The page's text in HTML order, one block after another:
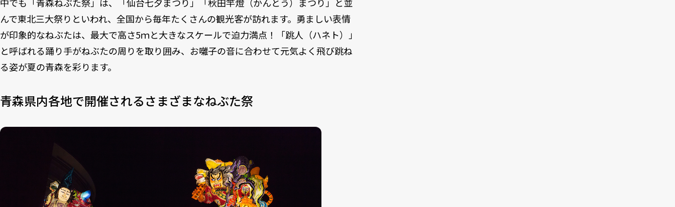
んで東北三大祭りといわれ、全国から毎年たくさんの観光客が訪れます。勇ましい表情
が印象的なねぶたは、最大で高さ5ｍと大きなスケールで迫力満点！「跳人（ハネト）」
と呼ばれる踊り手がねぶたの周りを取り囲み、お囃子の音に合わせて元気よく飛び跳ね
る姿が夏の青森を彩ります。
青森県内各地で開催されるさまざまなねぶた祭